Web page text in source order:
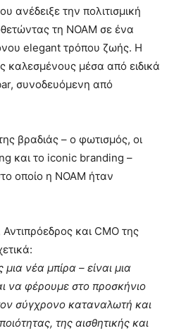
την πολιτισμική
τη NOAM σε ένα
elegant τρόπου ζωής. Η
καλεσμένους μέσα από ειδικά
συνοδευόμενη από
βραδιάς – ο φωτισμός, οι
και το iconic branding –
οποίο η NOAM ήταν
Αντιπρόεδρος και CΜΟ της
νέα μπίρα – είναι μια
να φέρουμε στο προσκήνιο
σύγχρονο καταναλωτή και
της αισθητικής και